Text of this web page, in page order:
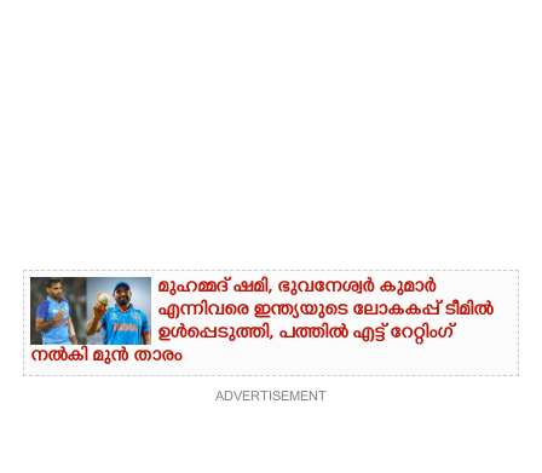
മുഹമ്മദ് ഷമി, ഭുവനേശ്വർ കുമാർ
എന്നിവരെ ഇന്ത്യയുടെ ലോകകപ്പ് ടീമിൽ
ഉൾപ്പെടുത്തി,​ പത്തിൽ എട്ട് റേറ്റിംഗ്
നൽകി മുൻ താരം
ADVERTISEMENT